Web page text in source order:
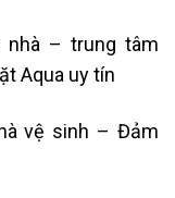
nhà – trung tâm
Aqua uy tín
vệ sinh – Đảm